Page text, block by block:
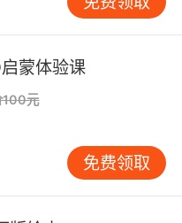
（高关注度物质）
剂的使用。眼部保护
光谱检测，将有害蓝
长时间网课导致的视
样调查显示，持双重
证产品低42%。
更具指导价值。IEC
蒙体验课
100元
免费领取